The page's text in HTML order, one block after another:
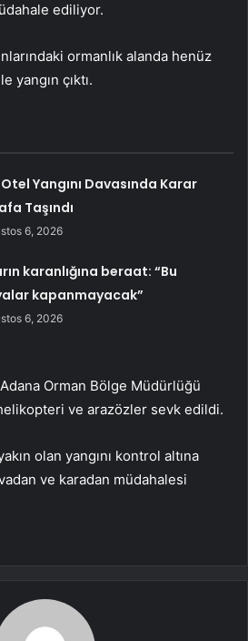
ediliyor.
ormanlık alanda henüz
yangın çıktı.
Yangını Davasında Karar
Taşındı
6, 2026
karanlığına beraat: “Bu
kapanmayacak”
6, 2026
Orman Bölge Müdürlüğü
ve arazözler sevk edildi.
olan yangını kontrol altına
ve karadan müdahalesi